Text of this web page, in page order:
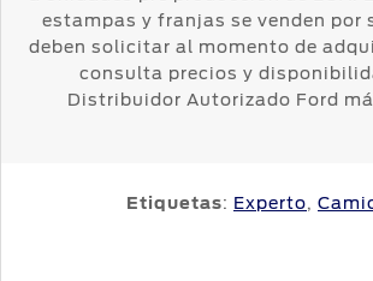
estampas y franjas se venden por
deben solicitar al momento de
consulta precios y
Distribuidor Autorizado Ford
Etiquetas: Experto,